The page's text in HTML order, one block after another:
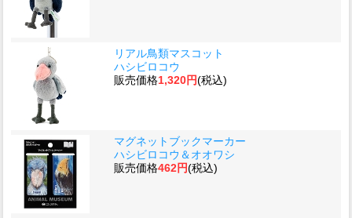
リアル鳥類マスコット
ハシビロコウ
販売価格1,320円(税込)
マグネットブックマーカー
ハシビロコウ＆オオワシ
販売価格462円(税込)